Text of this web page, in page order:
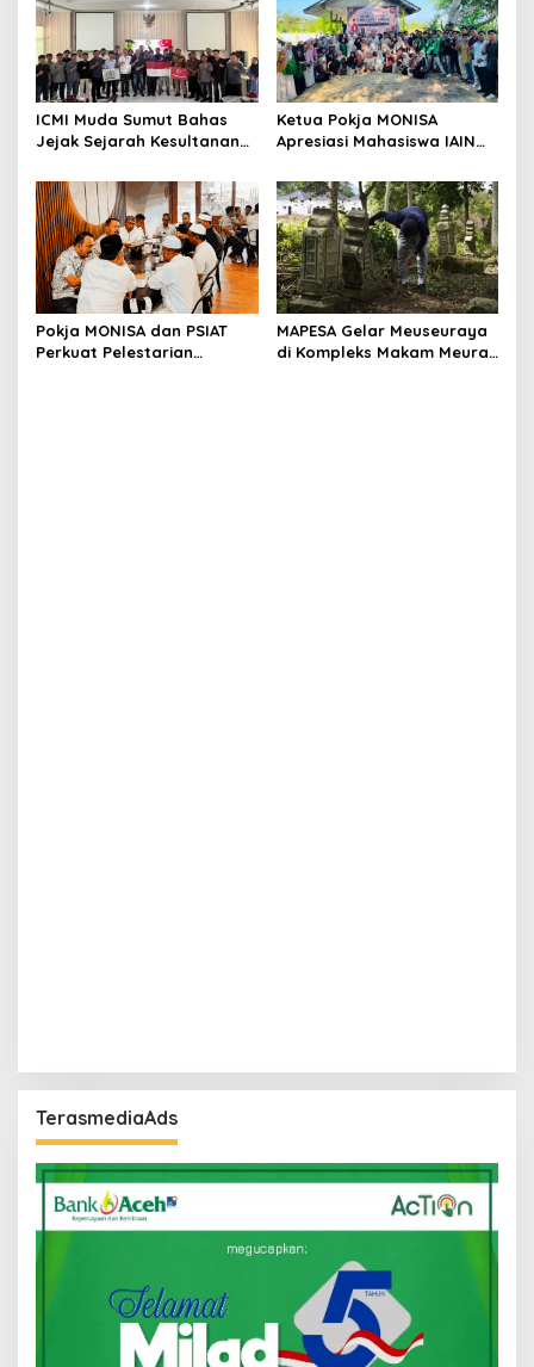
ICMI Muda Sumut Bahas
Jejak Sejarah Kesultanan
Bingkai NKRI
Ketua Pokja MONISA
Apresiasi Mahasiswa IAIN
Sejarah Peureulak
Pokja MONISA dan PSIAT
Perkuat Pelestarian
MAPESA Gelar Meuseuraya
di Kompleks Makam Meurah
TerasmediaAds